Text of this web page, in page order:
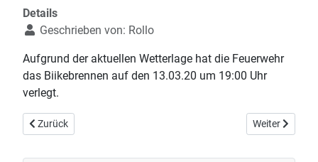
Details
Geschrieben von: Rollo
Aufgrund der aktuellen Wetterlage hat die Feuerwehr
das Biikebrennen auf den 13.03.20 um 19:00 Uhr
verlegt.
Vorheriger Beitrag: Corona-Nachbarschaftshilfe
Zurück Nächster
Weiter